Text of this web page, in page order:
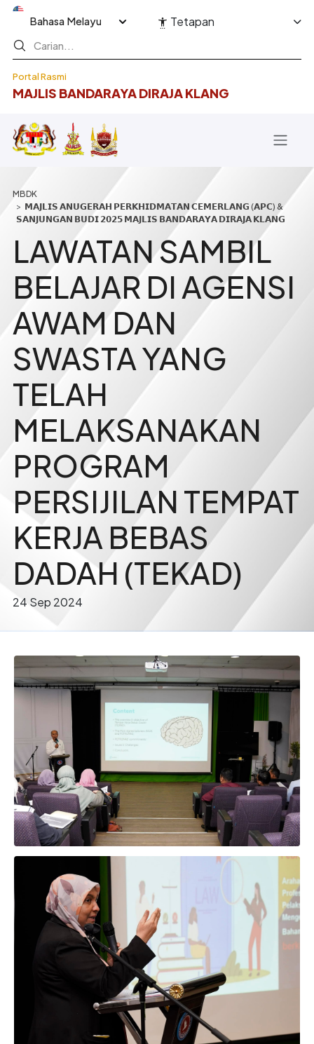
Langkau ke kandungan utama
Portal Rasmi
MAJLIS BANDARAYA DIRAJA KLANG
Select your language Tetapan
Breadcrumb
𝗠𝗔𝗝𝗟𝗜𝗦 𝗔𝗡𝗨𝗚𝗘𝗥𝗔𝗛 𝗣𝗘𝗥𝗞𝗛𝗜𝗗𝗠𝗔𝗧𝗔𝗡 𝗖𝗘𝗠𝗘𝗥𝗟𝗔𝗡𝗚 (𝗔𝗣𝗖) &
𝗦𝗔𝗡𝗝𝗨𝗡𝗚𝗔𝗡 𝗕𝗨𝗗𝗜 𝟮𝟬𝟮𝟱 𝗠𝗔𝗝𝗟𝗜𝗦 𝗕𝗔𝗡𝗗𝗔𝗥𝗔𝗬𝗔 𝗗𝗜𝗥𝗔𝗝𝗔 𝗞𝗟𝗔𝗡𝗚
LAWATAN SAMBIL
BELAJAR DI AGENSI
AWAM DAN
SWASTA YANG
TELAH
MELAKSANAKAN
PROGRAM
PERSIJILAN TEMPAT
KERJA BEBAS
DADAH (TEKAD)
24 Sep 2024